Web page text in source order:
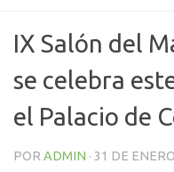
IX Salón del
se celebra
el Palacio de
POR ADMIN · 31 DE